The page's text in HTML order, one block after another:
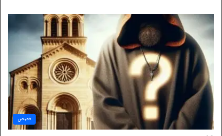
قصص